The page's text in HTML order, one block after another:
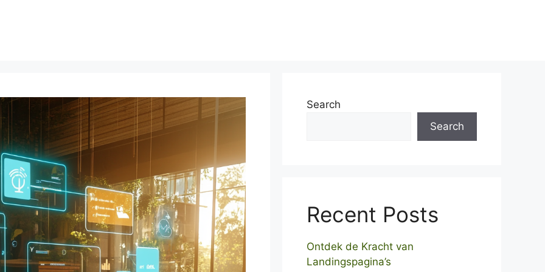
Search
Search
Recent Posts
Ontdek de Kracht van
Landingspagina’s